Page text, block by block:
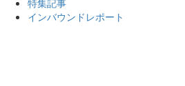
特集記事
インバウンドレポート